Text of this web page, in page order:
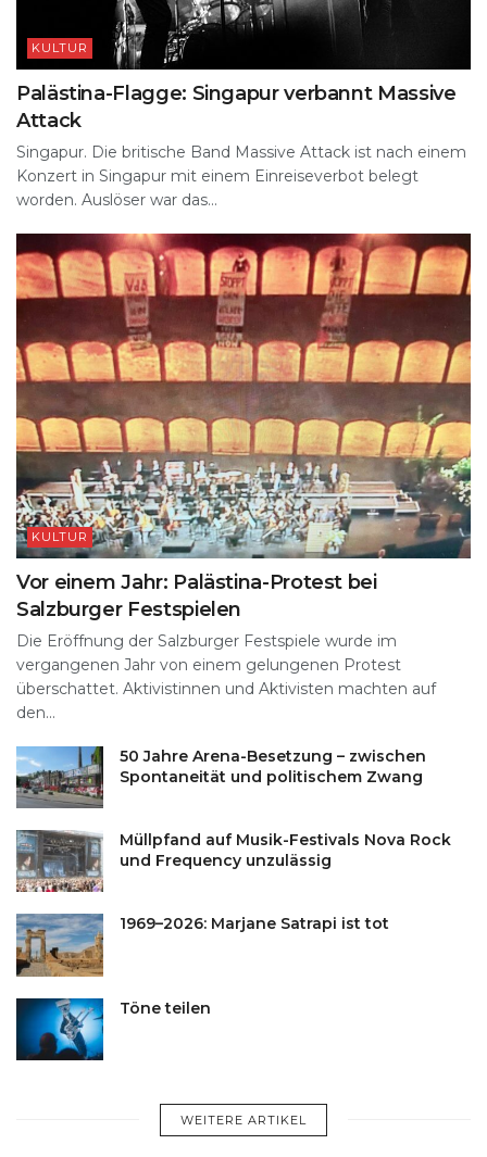
KULTUR
Palästina-Flagge: Singapur verbannt Massive
Attack
Singapur. Die britische Band Massive Attack ist nach einem
Konzert in Singapur mit einem Einreiseverbot belegt
worden. Auslöser war das...
KULTUR
Vor einem Jahr: Palästina-Protest bei
Salzburger Festspielen
Die Eröffnung der Salzburger Festspiele wurde im
vergangenen Jahr von einem gelungenen Protest
überschattet. Aktivistinnen und Aktivisten machten auf
den...
50 Jahre Arena-Besetzung – zwischen
Spontaneität und politischem Zwang
Müllpfand auf Musik-Festivals Nova Rock
und Frequency unzulässig
1969–2026: Marjane Satrapi ist tot
Töne teilen
WEITERE ARTIKEL